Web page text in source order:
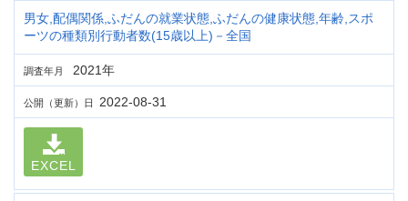
男女,配偶関係,ふだんの就業状態,ふだんの健康状態,年齢,スポ
ーツの種類別行動者数(15歳以上)－全国
調査年月 2021年
公開（更新）日 2022-08-31
EXCEL